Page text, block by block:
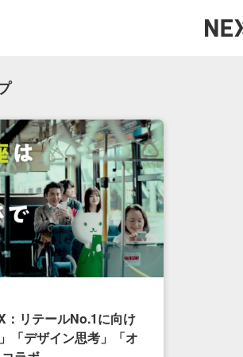
にあたって
・フィード
製造業のDX
NEXT DX LEADER オリジナル
DXで何ができるのか
DXとは何か
DX人材の職種とスキル
DX失敗あるある＆成功のコツ
：リテールNo.1に向け
「デザイン思考」「オ